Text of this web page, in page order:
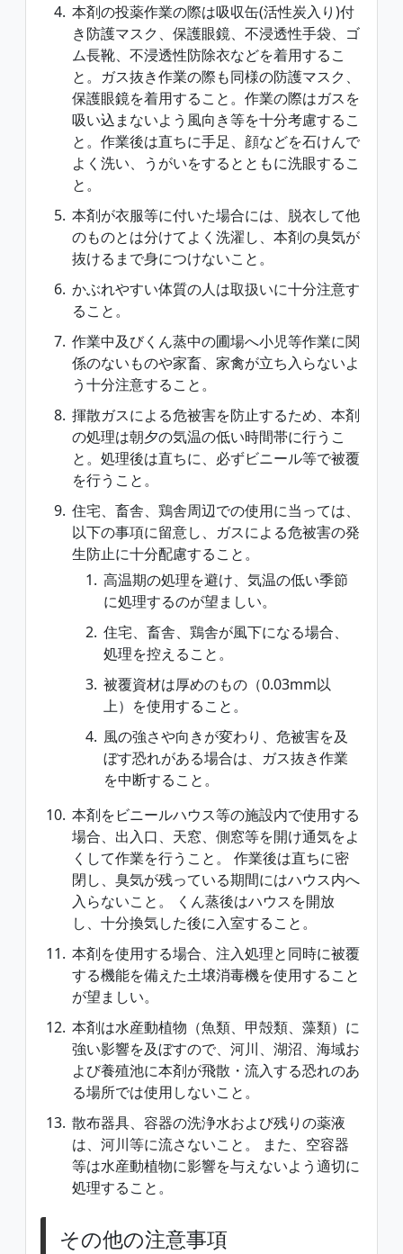
本剤の投薬作業の際は吸収缶(活性炭入り)付
き防護マスク、保護眼鏡、不浸透性手袋、ゴ
ム長靴、不浸透性防除衣などを着用するこ
と。ガス抜き作業の際も同様の防護マスク、
保護眼鏡を着用すること。作業の際はガスを
吸い込まないよう風向き等を十分考慮するこ
と。作業後は直ちに手足、顔などを石けんで
よく洗い、うがいをするとともに洗眼するこ
と。
本剤が衣服等に付いた場合には、脱衣して他
のものとは分けてよく洗濯し、本剤の臭気が
抜けるまで身につけないこと。
かぶれやすい体質の人は取扱いに十分注意す
ること。
作業中及びくん蒸中の圃場へ小児等作業に関
係のないものや家畜、家禽が立ち入らないよ
う十分注意すること。
揮散ガスによる危被害を防止するため、本剤
の処理は朝夕の気温の低い時間帯に行うこ
と。処理後は直ちに、必ずビニール等で被覆
を行うこと。
住宅、畜舎、鶏舎周辺での使用に当っては、
以下の事項に留意し、ガスによる危被害の発
生防止に十分配慮すること。
高温期の処理を避け、気温の低い季節
に処理するのが望ましい。
住宅、畜舎、鶏舎が風下になる場合、
処理を控えること。
被覆資材は厚めのもの（0.03mm以
上）を使用すること。
風の強さや向きが変わり、危被害を及
ぼす恐れがある場合は、ガス抜き作業
を中断すること。
本剤をビニールハウス等の施設内で使用する
場合、出入口、天窓、側窓等を開け通気をよ
くして作業を行うこと。 作業後は直ちに密
閉し、臭気が残っている期間にはハウス内へ
入らないこと。 くん蒸後はハウスを開放
し、十分換気した後に入室すること。
本剤を使用する場合、注入処理と同時に被覆
する機能を備えた土壌消毒機を使用すること
が望ましい。
本剤は水産動植物（魚類、甲殻類、藻類）に
強い影響を及ぼすので、河川、湖沼、海域お
よび養殖池に本剤が飛散・流入する恐れのあ
る場所では使用しないこと。
散布器具、容器の洗浄水および残りの薬液
は、河川等に流さないこと。 また、空容器
等は水産動植物に影響を与えないよう適切に
処理すること。
その他の注意事項